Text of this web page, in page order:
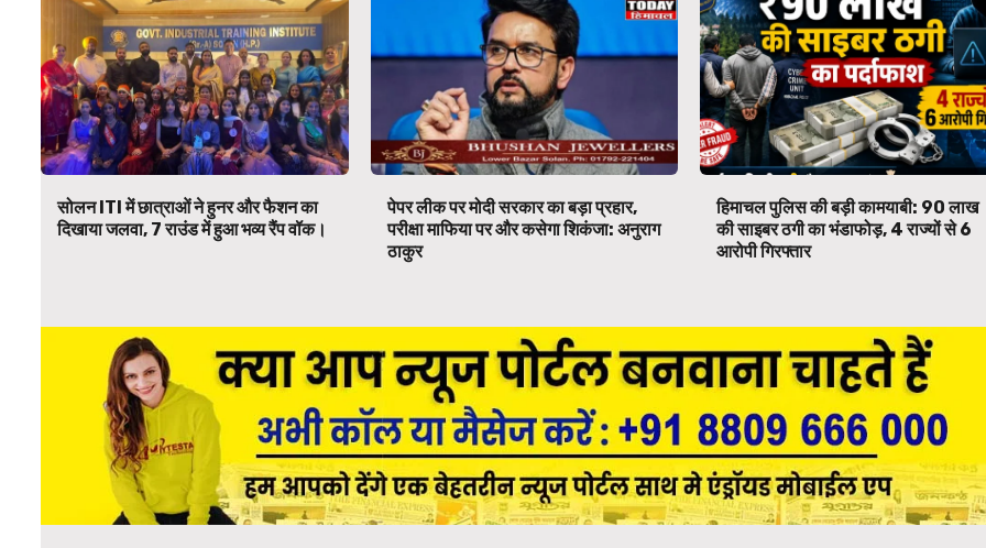
सोलन ITI में छात्राओं ने हुनर और फैशन का
दिखाया जलवा, 7 राउंड में हुआ भव्य रैंप वॉक।
पेपर लीक पर मोदी सरकार का बड़ा प्रहार,
परीक्षा माफिया पर और कसेगा शिकंजा: अनुराग
ठाकुर
हिमाचल पुलिस की बड़ी कामयाबी: ₹90 लाख
की साइबर ठगी का भंडाफोड़, 4 राज्यों से 6
आरोपी गिरफ्तार